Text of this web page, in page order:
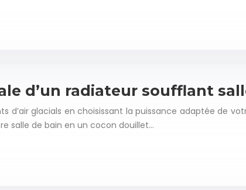
d’un radiateur soufflant
d’air glacials en choisissant la puissance adaptée de
salle de bain en un cocon douillet…